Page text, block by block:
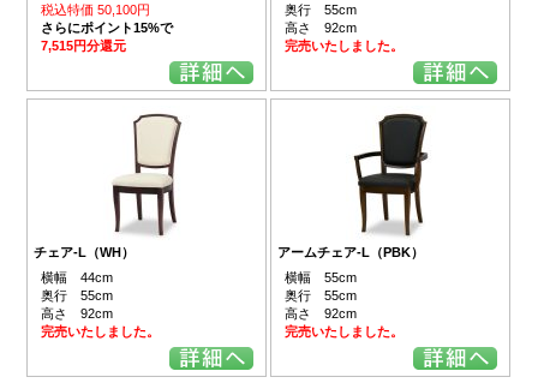
税込特価 50,100円
さらにポイント15%で
7,515円分還元
奥行 55cm
高さ 92cm
完売いたしました。
チェア-L（WH）
横幅 44cm
奥行 55cm
高さ 92cm
完売いたしました。
アームチェア-L（PBK）
横幅 55cm
奥行 55cm
高さ 92cm
完売いたしました。